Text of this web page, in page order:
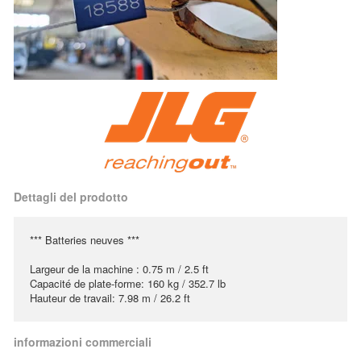
Dettagli del prodotto
*** Batteries neuves ***
Largeur de la machine : 0.75 m / 2.5 ft
Capacité de plate-forme: 160 kg / 352.7 lb
Hauteur de travail: 7.98 m / 26.2 ft
informazioni commerciali